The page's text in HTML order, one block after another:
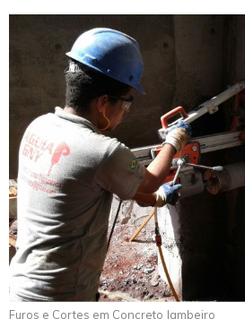
Furos e Cortes em Concreto Jambeiro